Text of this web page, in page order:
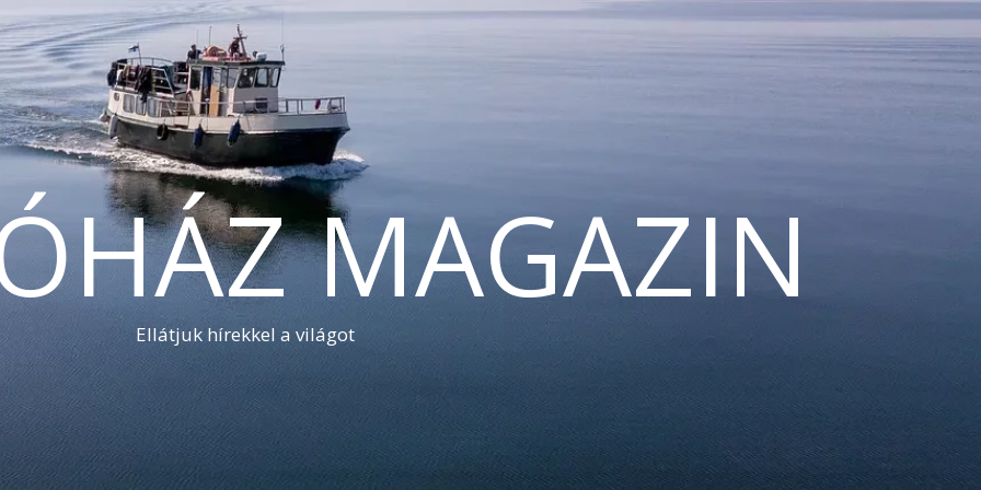
MAGAZIN
Ellátjuk hírekkel a világot